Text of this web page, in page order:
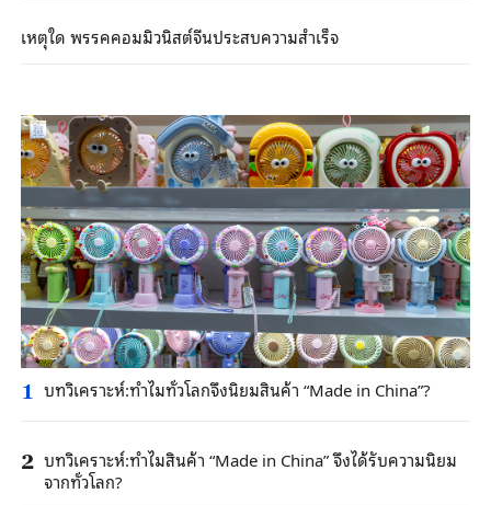
เหตุใด พรรคคอมมิวนิสต์จีนประสบความสำเร็จ
1 บทวิเคราะห์:ทำไมทั่วโลกจึงนิยมสินค้า “Made in China”?
2 บทวิเคราะห์:ทำไมสินค้า “Made in China” จึงได้รับความนิยม
จากทั่วโลก?